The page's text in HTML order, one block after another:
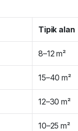
Tipik alan
8–12 m²
15–40 m²
12–30 m²
10–25 m²